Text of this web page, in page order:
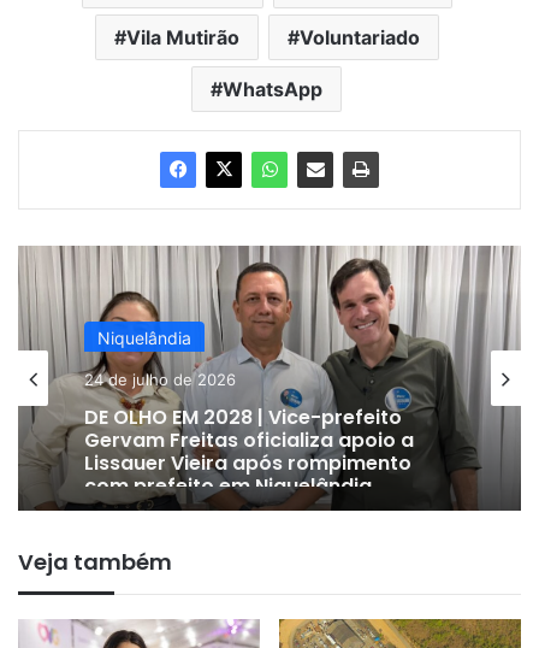
Vila Mutirão Voluntariado
WhatsApp
Niquelândia
24 de julho de 2026
DE OLHO EM 2028 | Vice-prefeito
Gervam Freitas oficializa apoio a
Lissauer Vieira após rompimento
com prefeito em Niquelândia
Veja também